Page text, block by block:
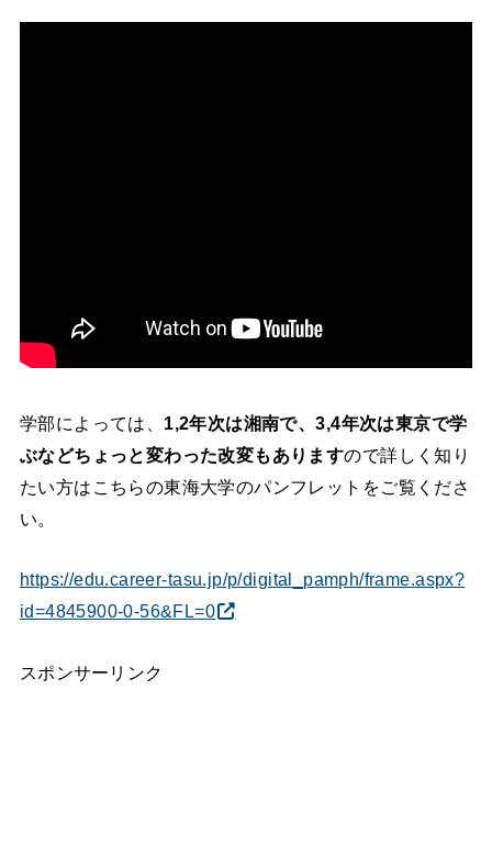
学部によっては、 1,2年次は湘南で、3,4年次は東京で学
ぶなどちょっと変わった改変もありますので詳しく知り
たい方はこちらの東海大学のパンフレットをご覧くださ
い。
https://edu.career-tasu.jp/p/digital_pamph/frame.aspx?
id=4845900-0-56&FL=0
スポンサーリンク